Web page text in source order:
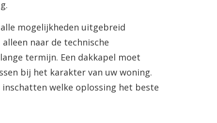
mogelijkheden uitgebreid
naar de technische
termijn. Een dakkapel moet
bij het karakter van uw woning.
welke oplossing het beste